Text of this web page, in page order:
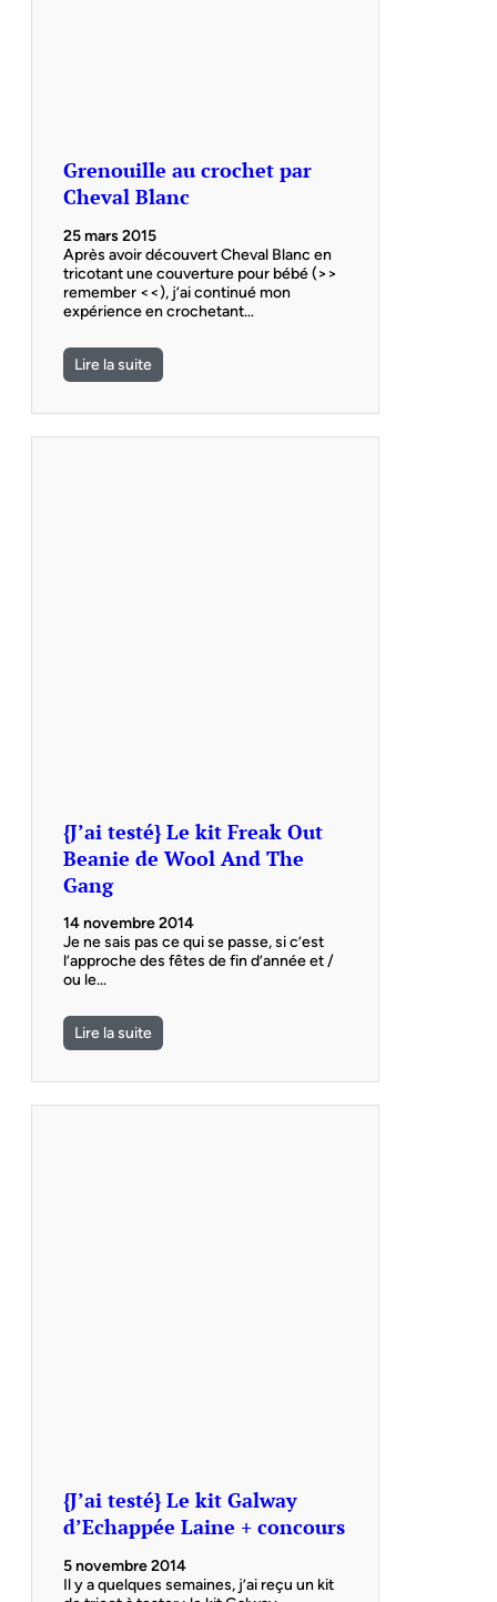
Grenouille au crochet par
Cheval Blanc
25 mars 2015
Après avoir découvert Cheval Blanc en
tricotant une couverture pour bébé (>>
remember <<), j’ai continué mon
expérience en crochetant…
Lire la suite
{J’ai testé} Le kit Freak Out
Beanie de Wool And The
Gang
14 novembre 2014
Je ne sais pas ce qui se passe, si c’est
l’approche des fêtes de fin d’année et /
ou le…
Lire la suite
{J’ai testé} Le kit Galway
d’Echappée Laine + concours
5 novembre 2014
Il y a quelques semaines, j’ai reçu un kit